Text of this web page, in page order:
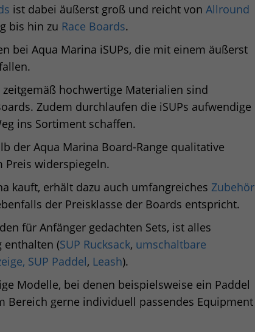
ist dabei äußerst groß und reicht von Allround
bis hin zu Race Boards.
bei Aqua Marina iSUPs, die mit einem äußerst
hochwertige Materialien sind
Zudem durchlaufen die iSUPs aufwendige
ins Sortiment schaffen.
der Aqua Marina Board-Range qualitative
Preis widerspiegeln.
kauft, erhält dazu auch umfangreiches Zubehör
der Preisklasse der Boards entspricht.
für Anfänger gedachten Sets, ist alles
enthalten (SUP Rucksack, umschaltbare
SUP Paddel, Leash).
Modelle, bei denen beispielsweise ein Paddel
Bereich gerne individuell passendes Equipment